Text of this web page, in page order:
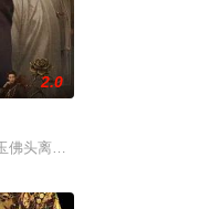
定技术的支持下
2.0
佛头离奇失窃，戏班主横尸戏